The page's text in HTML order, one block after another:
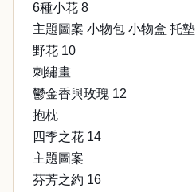
6種小花 8
主題圖案 小物包 小物盒 托墊
野花 10
刺繡畫
鬱金香與玫瑰 12
抱枕
四季之花 14
主題圖案
芬芳之約 16